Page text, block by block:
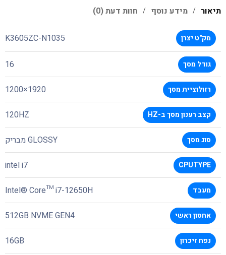
תיאור מידע נוסף חוות דעת (0)
מק"ט יצרן K3605ZC-N1035
גודל מסך 16
רזולוציית מסך 1920×1200
קצב רענון מסך ב-HZ 120HZ
סוג מסך GLOSSY מבריק
CPUTYPE
intel i7
מעבד Intel® Core™ i7-12650H
אחסון ראשי 512GB NVME GEN4
נפח זיכרון 16GB